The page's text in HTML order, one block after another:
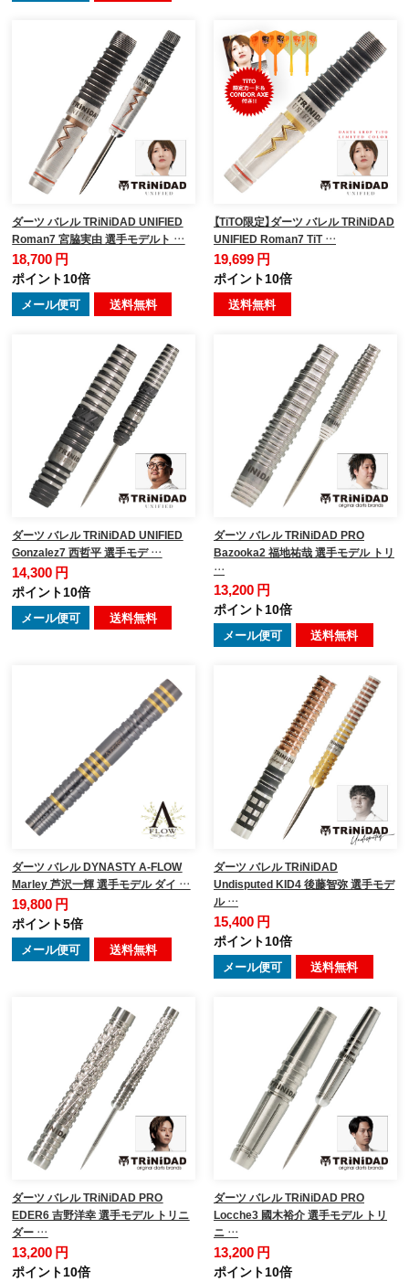
ダーツ バレル TRiNiDAD UNIFIED
Roman7 宮脇実由 選手モデルト …
18,700 円
ポイント10倍
メール便可 送料無料
【TiTO限定】ダーツ バレル TRiNiDAD
UNIFIED Roman7 TiT …
19,699 円
ポイント10倍
送料無料
ダーツ バレル TRiNiDAD UNIFIED
Gonzalez7 西哲平 選手モデ …
14,300 円
ポイント10倍
メール便可 送料無料
ダーツ バレル TRiNiDAD PRO
Bazooka2 福地祐哉 選手モデル トリ
…
13,200 円
ポイント10倍
メール便可 送料無料
ダーツ バレル DYNASTY A-FLOW
Marley 芦沢一輝 選手モデル ダイ …
19,800 円
ポイント5倍
メール便可 送料無料
ダーツ バレル TRiNiDAD
Undisputed KID4 後藤智弥 選手モデ
ル …
15,400 円
ポイント10倍
メール便可 送料無料
ダーツ バレル TRiNiDAD PRO
EDER6 吉野洋幸 選手モデル トリニ
ダー …
13,200 円
ポイント10倍
ダーツ バレル TRiNiDAD PRO
Locche3 國木裕介 選手モデル トリ
ニ …
13,200 円
ポイント10倍